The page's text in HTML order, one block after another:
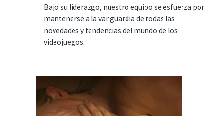
Bajo su liderazgo, nuestro equipo se esfuerza por
mantenerse a la vanguardia de todas las
novedades y tendencias del mundo de los
videojuegos.